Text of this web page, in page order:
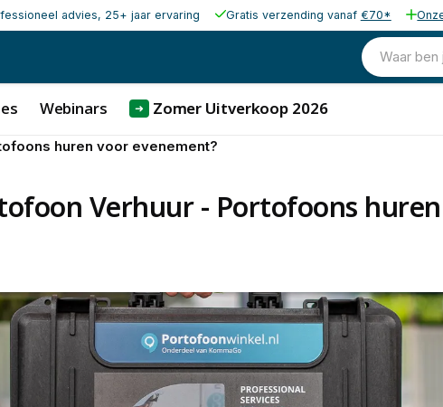
advies, 25+ jaar ervaring Gratis verzending vanaf €70*
Waar ben
Webinars ➜ Zomer Uitverkoop 2026
huren voor evenement?
Verhuur - Portofoons